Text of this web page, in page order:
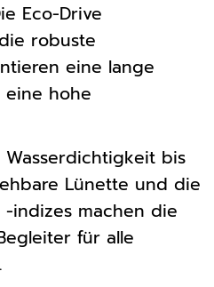
Eco-Drive
robuste
eine lange
eine hohe
bis
Lünette und die
indizes machen die
für alle